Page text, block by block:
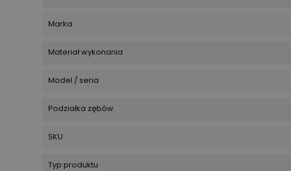
Marka
Materiał wykonania
Model / seria
Podziałka zębów
SKU
Typ produktu